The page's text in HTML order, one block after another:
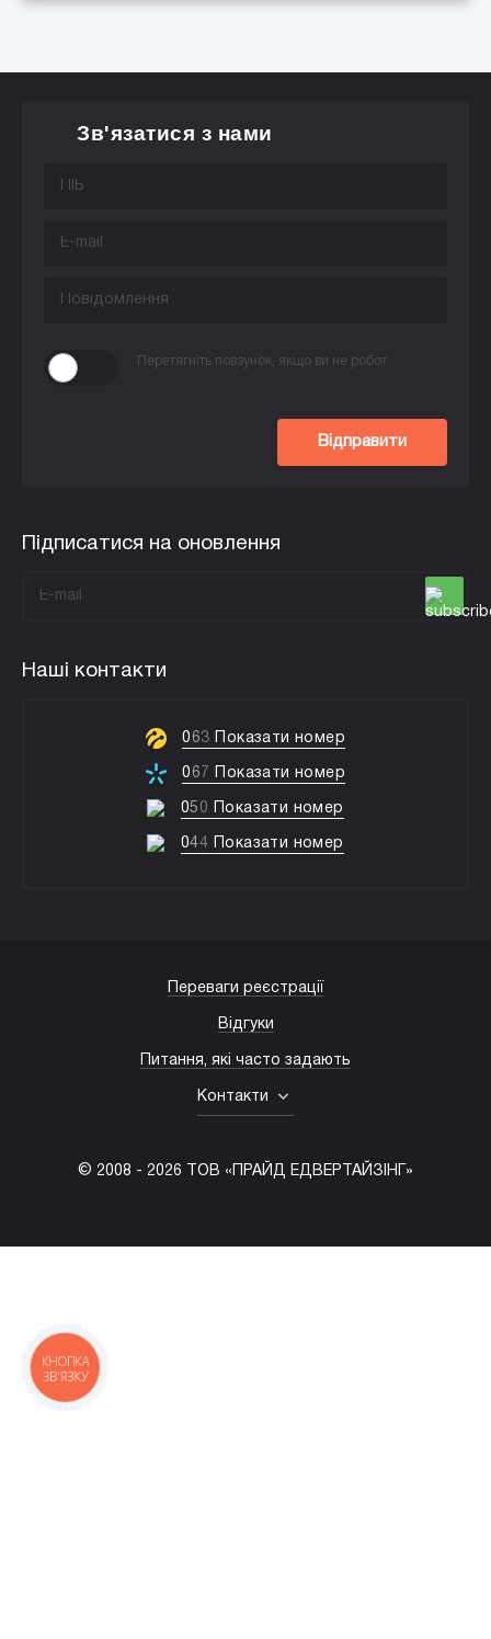
Зв'язатися з нами
Перетягніть повзунок, якщо ви не робот
Відправити
Підписатися на оновлення
Наші контакти
063 Показати номер
06 7 Показати номер
05 0 Показати номер
044 Показати номер
© 2008 - 2026 ТОВ «ПРАЙД ЕДВЕРТАЙЗІНГ»
Переваги реєстрації
Відгуки
Питання, які часто задають
Контакти
КНОПКА
ЗВ'ЯЗКУ